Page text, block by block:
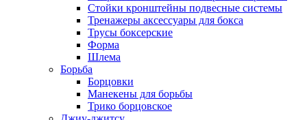
Стойки кронштейны подвесные системы
Тренажеры аксессуары для бокса
Трусы боксерские
Форма
Шлема
Борьба
Борцовки
Манекены для борьбы
Трико борцовское